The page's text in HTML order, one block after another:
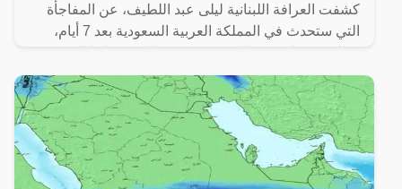
كشفت العرافة اللبنانية ليلى عبد اللطيف، عن المفاجأة
التي ستحدث في المملكة العربية السعودية بعد 7 أيام،
على